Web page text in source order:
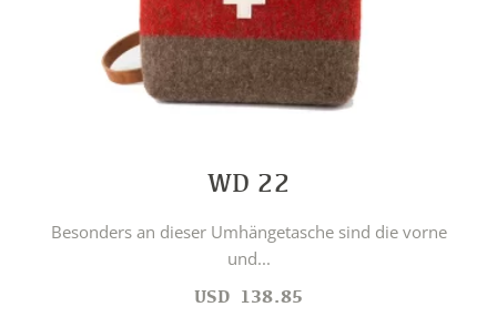
WD 22
Besonders an dieser Umhängetasche sind die vorne
und...
USD 138.85